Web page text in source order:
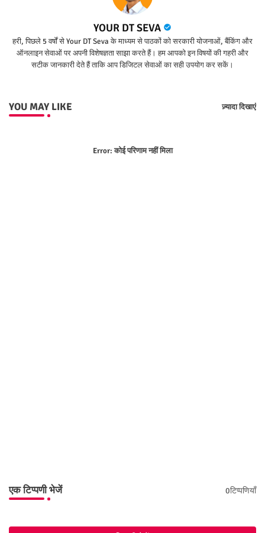
YOUR DT SEVA
हरी, पिछले 5 वर्षों से Your DT Seva के माध्यम से पाठकों को सरकारी योजनाओं, बैंकिंग और
ऑनलाइन सेवाओं पर अपनी विशेषज्ञता साझा करते हैं। हम आपको इन विषयों की गहरी और
सटीक जानकारी देते हैं ताकि आप डिजिटल सेवाओं का सही उपयोग कर सकें।
YOU MAY LIKE ज़्यादा दिखाएं
Error:कोई परिणाम नहीं मिला
एक टिप्पणी भेजें 0टिप्पणियाँ